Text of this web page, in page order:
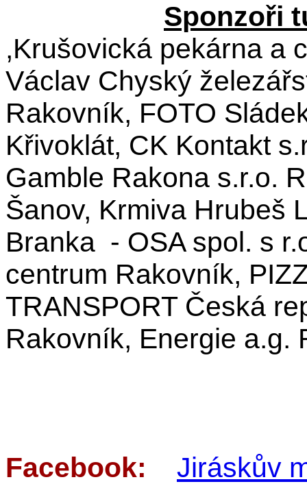
Sponzoři
,Krušovická pekárna a
Václav Chyský
Rakovník, FOTO
Křivoklát, CK Kontakt
Gamble Rakona s.r.o.
Šanov, Krmiva Hrubeš
Branka - OSA spol. s
centrum Rakovník,
TRANSPORT Česká
Rakovník, Energie
Facebook: Jiráskův